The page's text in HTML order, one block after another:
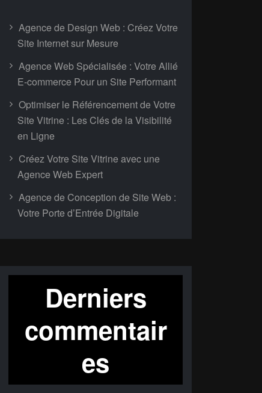
Agence de Design Web : Créez Votre
Site Internet sur Mesure
Agence Web Spécialisée : Votre Allié
E-commerce Pour un Site Performant
Optimiser le Référencement de Votre
Site Vitrine : Les Clés de la Visibilité
en Ligne
Créez Votre Site Vitrine avec une
Agence Web Expert
Agence de Conception de Site Web :
Votre Porte d’Entrée Digitale
Derniers
commentair
es